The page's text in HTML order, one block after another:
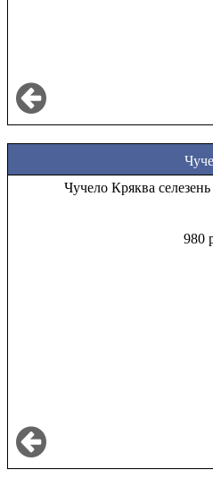
Чучело Кряква
980